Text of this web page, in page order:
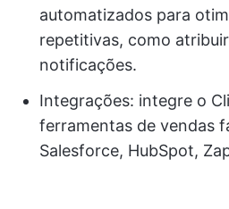
automatizados para
repetitivas, como
notificações.
Integrações: integre o
ferramentas de vendas
Salesforce, HubSpot,